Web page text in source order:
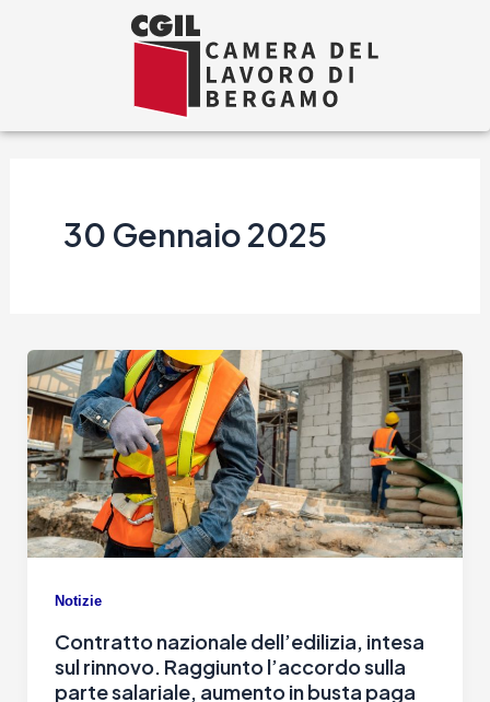
30 Gennaio 2025
Notizie
Contratto nazionale dell’edilizia, intesa
sul rinnovo. Raggiunto l’accordo sulla
parte salariale, aumento in busta paga